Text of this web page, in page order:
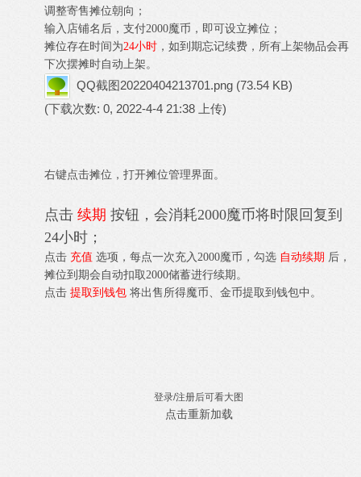
调整寄售摊位朝向；
输入店铺名后，支付2000魔币，即可设立摊位；
摊位存在时间为24小时 ，如到期忘记续费，所有上架物品会再
下次摆摊时自动上架。
QQ截图20220404213701.png (73.54 KB)
(下载次数: 0, 2022-4-4 21:38 上传)
右键点击摊位，打开摊位管理界面。
点击 续期 按钮，会消耗2000魔币将时限回复到
24小时；
点击 充值 选项，每点一次充入2000魔币，勾选 自动续期 后，
摊位到期会自动扣取2000储蓄进行续期。
点击 提取到钱包 将出售所得魔币、金币提取到钱包中。
登录/注册后可看大图
点击重新加载